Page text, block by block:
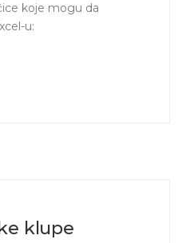
koje mogu da
u:
klupe